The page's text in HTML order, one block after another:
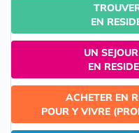
EN
UN
EN
ACHETER EN
POUR Y VIVRE